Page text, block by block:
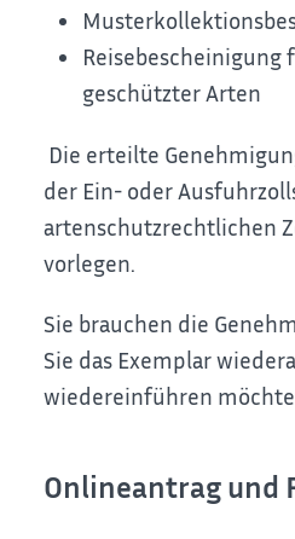
Reisebescheinigung
geschützter Arten
Die erteilte
der Ein- oder
artenschutzrechtlichen
vorlegen.
Sie brauchen die
Sie das Exemplar
wiedereinführen
Onlineantrag und